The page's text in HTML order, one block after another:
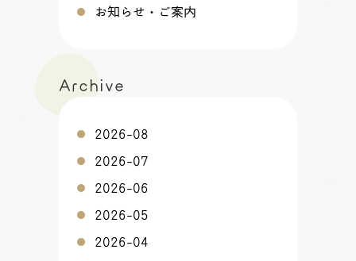
お知らせ・ご案内
Archive
2026-08
2026-07
2026-06
2026-05
2026-04